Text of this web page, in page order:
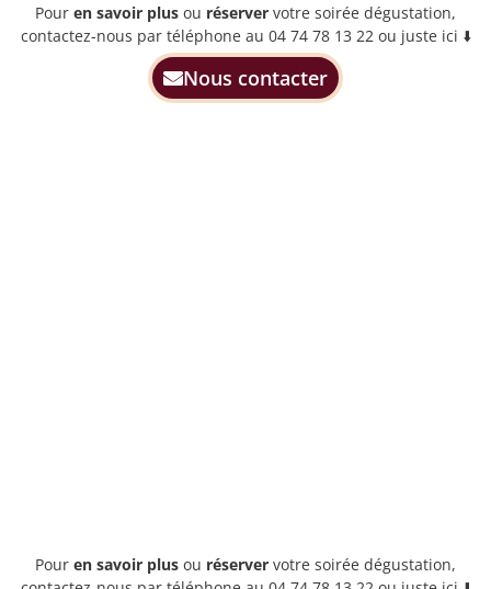
Pour en savoir plus ou réserver votre soirée dégustation,
contactez-nous par téléphone au 04 74 78 13 22 ou juste ici ⬇️
Nous contacter
Pour en savoir plus ou réserver votre soirée dégustation,